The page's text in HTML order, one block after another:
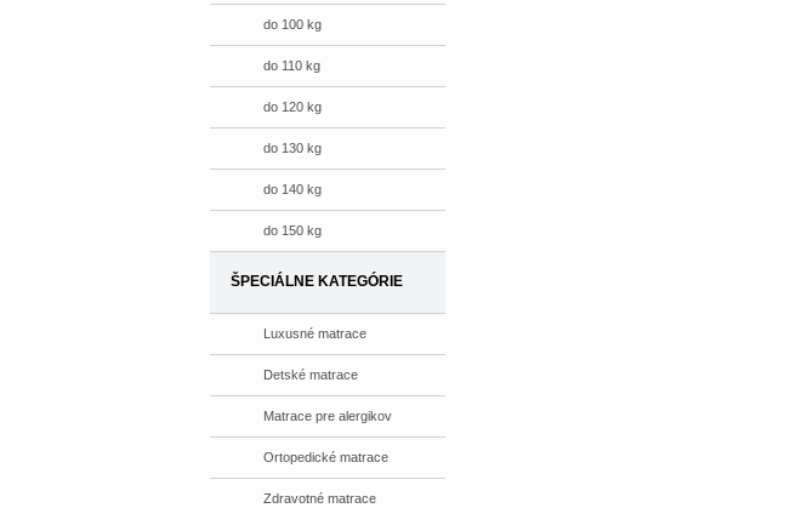
do 100 kg
do 110 kg
do 120 kg
do 130 kg
do 140 kg
do 150 kg
ŠPECIÁLNE KATEGÓRIE
Luxusné matrace
Detské matrace
Matrace pre alergikov
Ortopedické matrace
Zdravotné matrace